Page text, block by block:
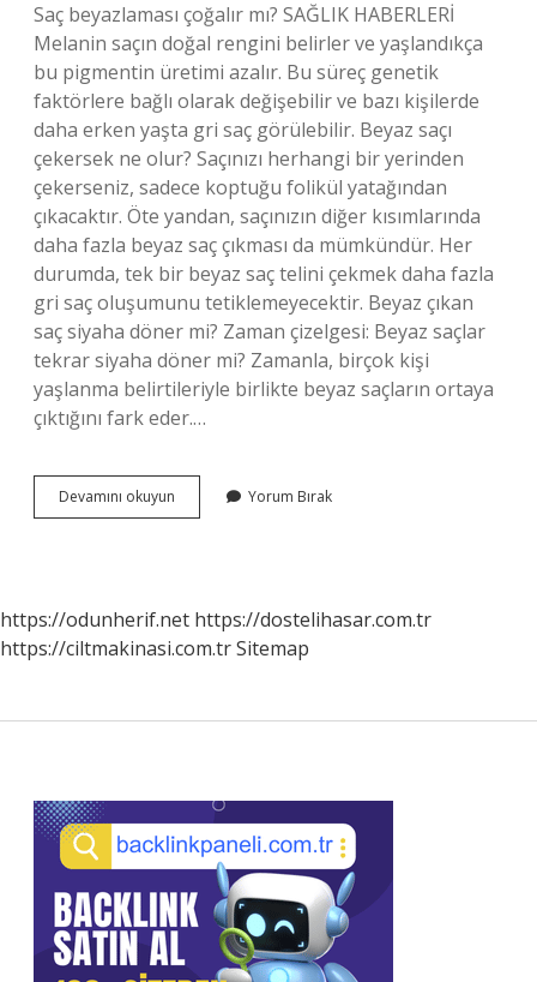
Saç beyazlaması çoğalır mı? SAĞLIK HABERLERİ
Melanin saçın doğal rengini belirler ve yaşlandıkça
bu pigmentin üretimi azalır. Bu süreç genetik
faktörlere bağlı olarak değişebilir ve bazı kişilerde
daha erken yaşta gri saç görülebilir. Beyaz saçı
çekersek ne olur? Saçınızı herhangi bir yerinden
çekerseniz, sadece koptuğu folikül yatağından
çıkacaktır. Öte yandan, saçınızın diğer kısımlarında
daha fazla beyaz saç çıkması da mümkündür. Her
durumda, tek bir beyaz saç telini çekmek daha fazla
gri saç oluşumunu tetiklemeyecektir. Beyaz çıkan
saç siyaha döner mi? Zaman çizelgesi: Beyaz saçlar
tekrar siyaha döner mi? Zamanla, birçok kişi
yaşlanma belirtileriyle birlikte beyaz saçların ortaya
çıktığını fark eder.…
Devamını okuyun
Saç
Yorum Bırak
https://odunherif.net https://dostelihasar.com.tr
https://ciltmakinasi.com.trSitemap
Sidebar